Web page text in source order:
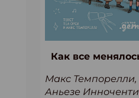
Как все
Макс Темпорелли,
Аньезе Инноченти